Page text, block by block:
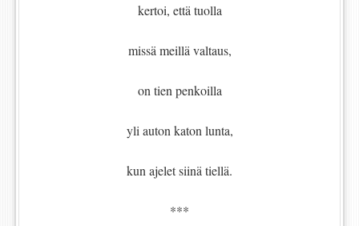
kertoi, että tuolla
missä meillä valtaus,
on tien penkoilla
yli auton katon lunta,
kun ajelet siinä tiellä.
***